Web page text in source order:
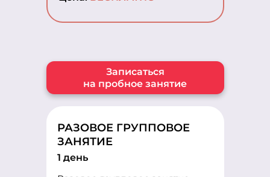
Записаться
на пробное занятие
РАЗОВОЕ ГРУППОВОЕ
ЗАНЯТИЕ
1 день